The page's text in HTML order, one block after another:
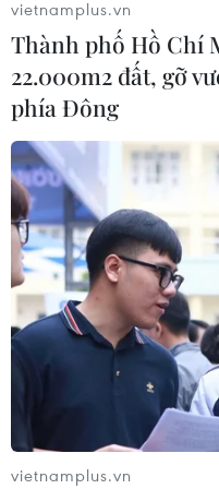
Tây Ninh: Khát vọng
người lính Cụ Hồ trong
27/07/2026 03:45
Từ cuốn nhật ký đã
chuyện về một người
26/07/2026 04:01
11 cô gái sông Hương
anh hùng của tuổi
vietnamplus.vn
Thành phố Hồ Chí
22.000m2 đất, gỡ
phía Đông
vietnamplus.vn